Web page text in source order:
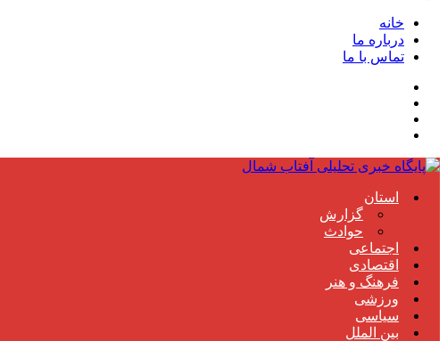
خانه
درباره ما
تماس با ما
استان
گزارش
حوادث
اجتماعی
اقتصادی
فرهنگ و هنر
ورزشی
سیاسی
بین الملل